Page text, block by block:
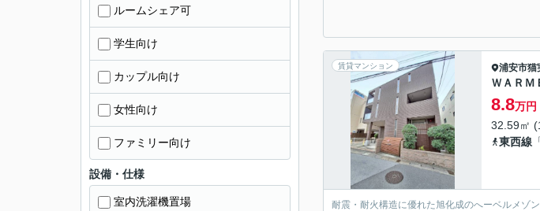
賃貸マンション 浦安市猫
ＷＡＲ
8.8万円
32.59㎡
東西線
耐震・耐火構造に優れた旭化成のへーベルメゾ
ルームシェア可
学生向け
カップル向け
女性向け
ファミリー向け
設備・仕様
室内洗濯機置場